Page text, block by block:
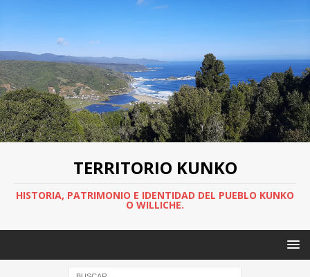
TERRITORIO KUNKO
HISTORIA, PATRIMONIO E IDENTIDAD DEL PUEBLO KUNKO
O WILLICHE.